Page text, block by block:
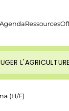
AgendaRessources
L'AGRICULTURE
(H/F)